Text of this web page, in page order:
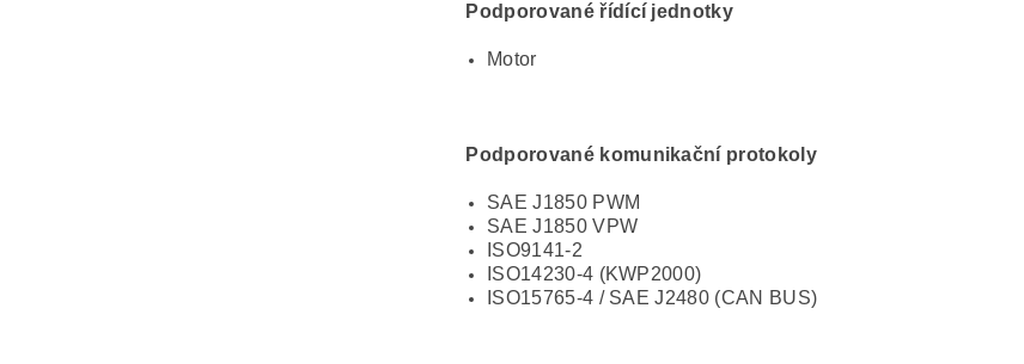
Podporované řídící jednotky
Motor
Podporované komunikační protokoly
SAE J1850 PWM
SAE J1850 VPW
ISO9141-2
ISO14230-4 (KWP2000)
ISO15765-4 / SAE J2480 (CAN BUS)